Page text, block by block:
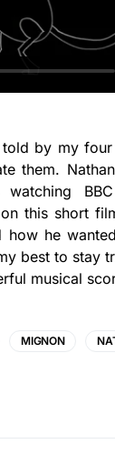
told by my
them.
BBC
this short
how he
best to stay
musical
MIGNON